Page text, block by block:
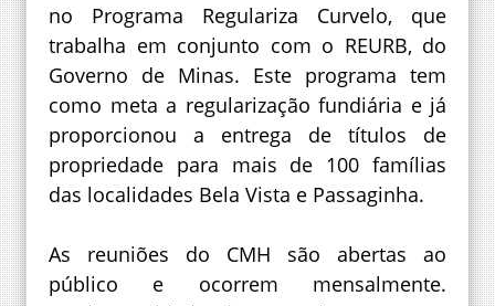
no Programa Regulariza Curvelo, que
trabalha em conjunto com o REURB, do
Governo de Minas. Este programa tem
como meta a regularização fundiária e já
proporcionou a entrega de títulos de
propriedade para mais de 100 famílias
das localidades Bela Vista e Passaginha.
As reuniões do CMH são abertas ao
público e ocorrem mensalmente.